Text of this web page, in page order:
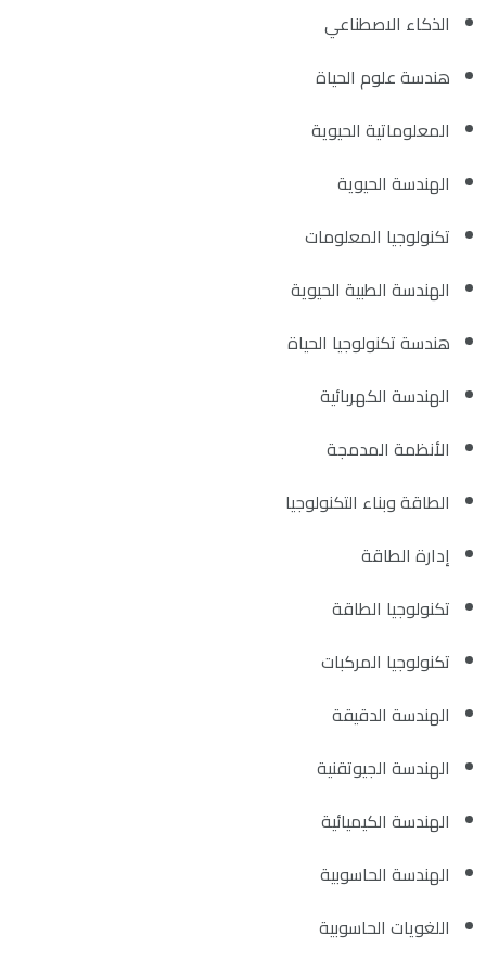
الذكاء الاصطناعي
هندسة علوم الحياة
المعلوماتية الحيوية
الهندسة الحيوية
تكنولوجيا المعلومات
الهندسة الطبية الحيوية
هندسة تكنولوجيا الحياة
الهندسة الكهربائية
الأنظمة المدمجة
الطاقة وبناء التكنولوجيا
إدارة الطاقة
تكنولوجيا الطاقة
تكنولوجيا المركبات
الهندسة الدقيقة
الهندسة الجيوتقنية
الهندسة الكيميائية
الهندسة الحاسوبية
اللغويات الحاسوبية